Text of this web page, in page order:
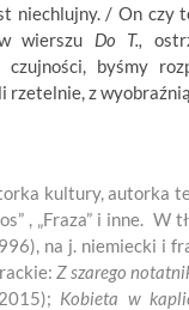
niechlujny. / On czy
wierszu Do T.,
czujności, byśmy
rzetelnie, z
kultury, autorka
, „Fraza” i inne. W
na j. niemiecki i
Z szarego
Kobieta w